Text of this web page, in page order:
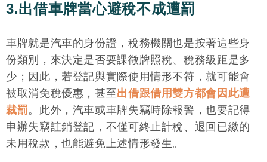
3.出借車牌當心避稅不成遭罰
車牌就是汽車的身份證，稅務機關也是按著這些身
份類別，來決定是否要課徵牌照稅、稅務級距是多
少；因此，若登記與實際使用情形不符，就可能會
被取消免稅優惠，甚至出借跟借用雙方都會因此遭
裁罰。此外，汽車或車牌失竊時除報警，也要記得
申辦失竊註銷登記，不僅可終止計稅、退回已繳的
未用稅款，也能避免上述情形發生。